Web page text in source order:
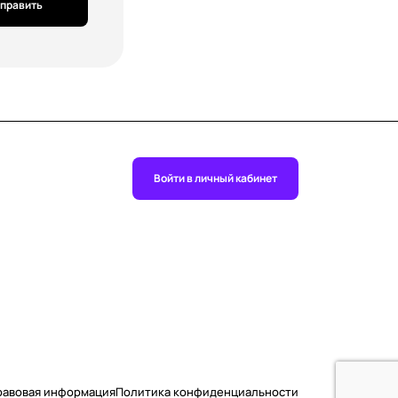
Войти в личный кабинет
информацияПолитика конфиденциальности